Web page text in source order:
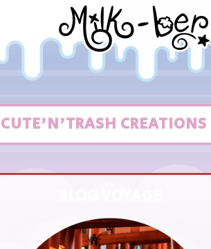
CUTE'N'TRASH